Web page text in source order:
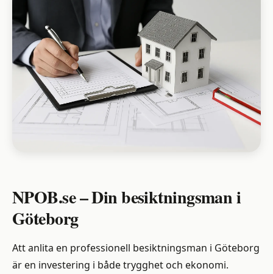
NPOB.se – Din besiktningsman i
Göteborg
Att anlita en professionell besiktningsman i Göteborg
är en investering i både trygghet och ekonomi.